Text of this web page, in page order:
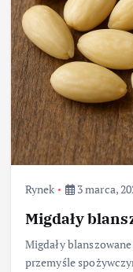
Rynek 3 marca,
Migdały
Migdały
przemyśle